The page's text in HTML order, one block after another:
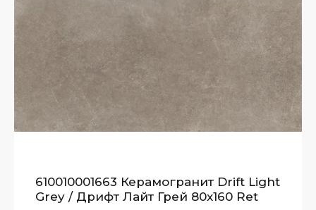
610010001663 Керамогранит Drift Light
Grey / Дрифт Лайт Грей 80x160 Ret